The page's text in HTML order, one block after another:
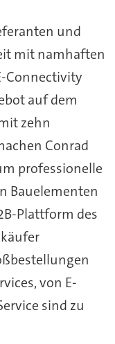
und
mit namhaften
Connectivity
auf dem
zehn
Conrad
professionelle
Bauelementen
Plattform des
von E-
sind zu